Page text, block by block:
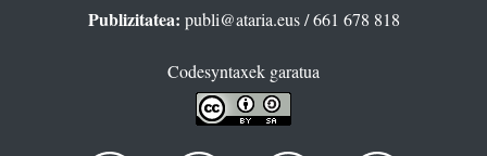
Publizitatea: publi@ataria.eus/ 661 678 818
Codesyntaxek garatua